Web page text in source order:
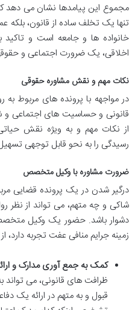
مجموع این پیامدها نشان می دهد
تنها یک تخلف ساده از قانون، بلکه
خانواده ها و جامعه است و تاکید
اخلاقی، یک ضرورت اجتماعی و
نکات مهم و نقش مشاوره حقوقی
در مواجهه با پرونده های مربوط
قانونی و حساسیت های اجتماعی و
از نکات مهم و به ویژه نقش
رسیدگی را به نحو قابل توجهی
ضرورت مشاوره با وکیل متخصص
درگیر شدن در یک پرونده قضایی
شاکی و چه متهم، می تواند از نظر
دشوار باشد. حضور یک وکیل
زمینه جرایم منافی عفت تجربه
کمک به جمع آوری مدارک و
ظرافت های قانونی، می تواند
قبول و به متهم در ارائه یک